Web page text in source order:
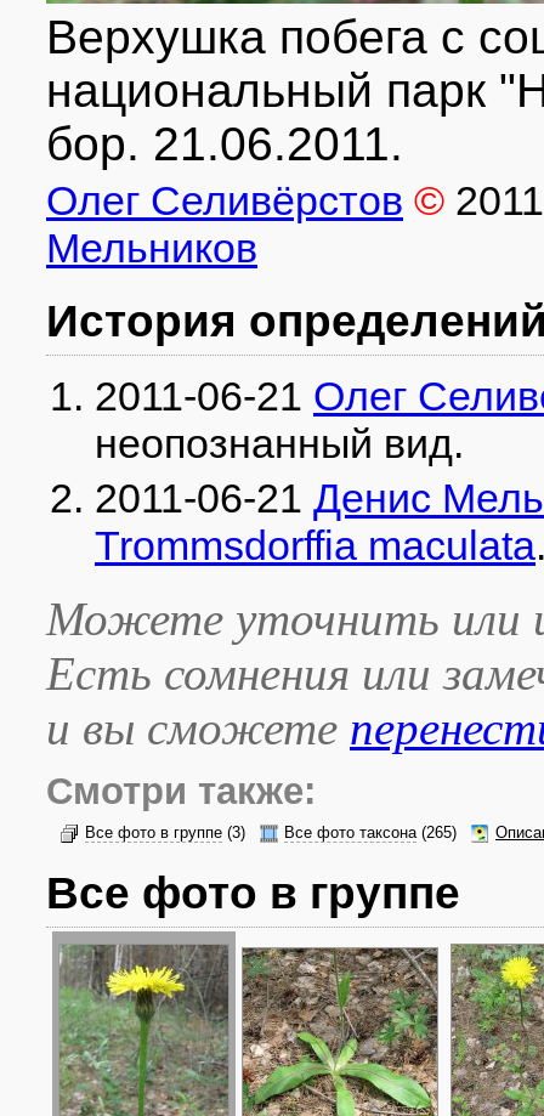
Верхушка побега с
национальный парк
бор. 21.06.2011.
Олег Селивёрстов © 2011
Мельников
История
2011-06-21 Олег
неопознанный вид.
2011-06-21 Денис
Trommsdorffia maculata
Можете уточнить или
Есть сомнения или
и вы сможете
Смотри также:
Все фото в группе (3) Все фото таксона(265)
Все фото в группе